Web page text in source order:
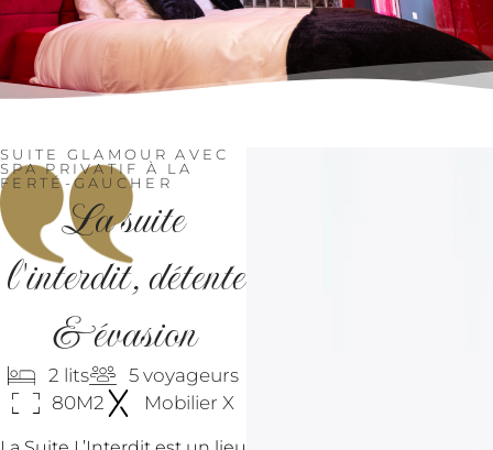
SUITE GLAMOUR AVEC
SPA PRIVATIF À LA
FERTÉ-GAUCHER
Lasuite
l'interdit,détente
&évasion
2 lits
5 voyageurs
80M2
Mobilier X